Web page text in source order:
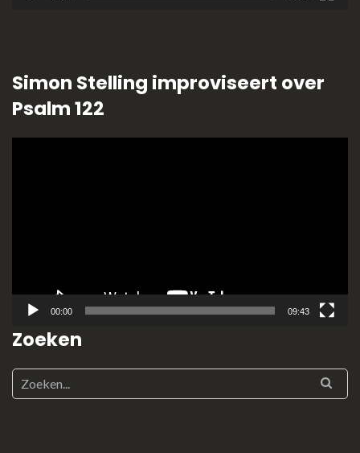
Simon Stelling improviseert over
Psalm 122
00:00 09:43
Zoeken